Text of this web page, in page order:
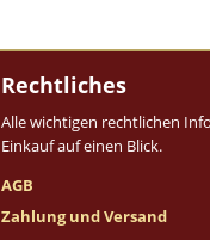
Rechtliches
Alle wichtigen rechtlichen
Einkauf auf einen Blick.
AGB
Zahlung und Versand